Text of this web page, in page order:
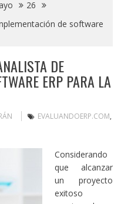
26
de software
DE
ERP PARA LA
EVALUANDOERP.COM,
Considerando
que alcanzar
un proyecto
exitoso